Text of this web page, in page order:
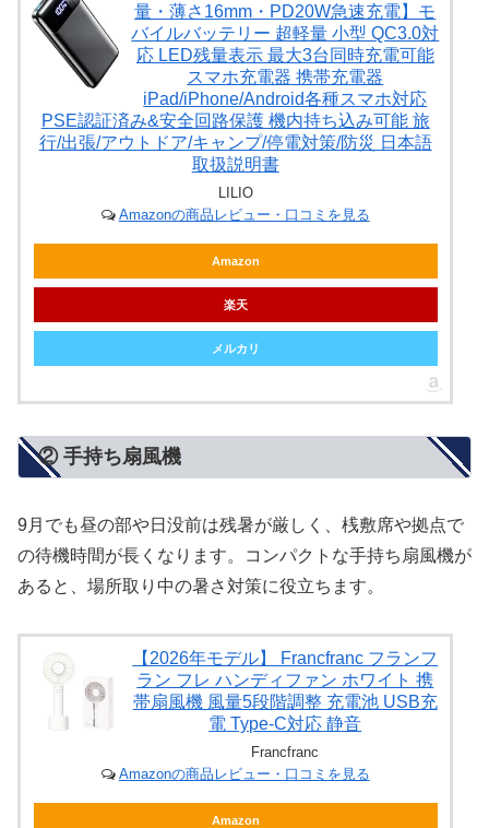
量・薄さ16mm・PD20W急速充電】モ
バイルバッテリー 超軽量 小型 QC3.0対
応 LED残量表示 最大3台同時充電可能
スマホ充電器 携帯充電器
iPad/iPhone/Android各種スマホ対応
PSE認証済み&安全回路保護 機内持ち込み可能 旅
行/出張/アウトドア/キャンプ/停電対策/防災 日本語
取扱説明書
LILIO
Amazonの商品レビュー・口コミを見る
Amazon
楽天
メルカリ
② 手持ち扇風機
9月でも昼の部や日没前は残暑が厳しく、桟敷席や拠点で
の待機時間が長くなります。コンパクトな手持ち扇風機が
あると、場所取り中の暑さ対策に役立ちます。
【2026年モデル】 Francfranc フランフ
ラン フレ ハンディファン ホワイト 携
帯扇風機 風量5段階調整 充電池 USB充
電 Type-C対応 静音
Francfranc
Amazonの商品レビュー・口コミを見る
Amazon